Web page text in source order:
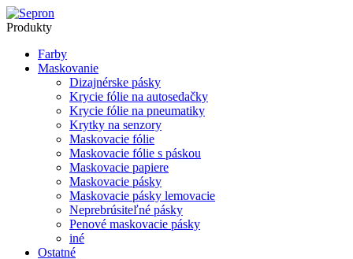
Produkty
Farby
Maskovanie
Dizajnérske pásky
Krycie fólie na autosedačky
Krycie fólie na pneumatiky
Krytky na senzory
Maskovacie fólie
Maskovacie fólie s páskou
Maskovacie papiere
Maskovacie pásky
Maskovacie pásky lemovacie
Neprebrúsiteľné pásky
Penové maskovacie pásky
iné
Ostatné